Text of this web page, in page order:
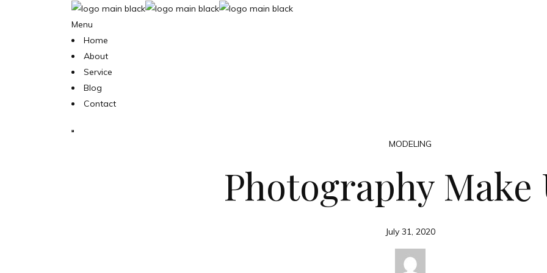
Menu
Home
About
Service
Blog
Contact
MODELING
Photography Make
July 31, 2020